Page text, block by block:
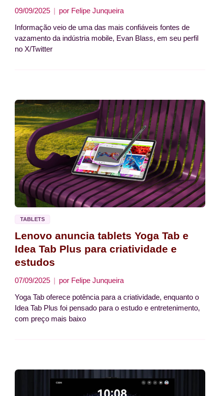
09/09/2025 por Felipe Junqueira
Informação veio de uma das mais confiáveis fontes de
vazamento da indústria mobile, Evan Blass, em seu perfil
no X/Twitter
TABLETS
Lenovo anuncia tablets Yoga Tab e
Idea Tab Plus para criatividade e
estudos
07/09/2025 por Felipe Junqueira
Yoga Tab oferece potência para a criatividade, enquanto o
Idea Tab Plus foi pensado para o estudo e entretenimento,
com preço mais baixo